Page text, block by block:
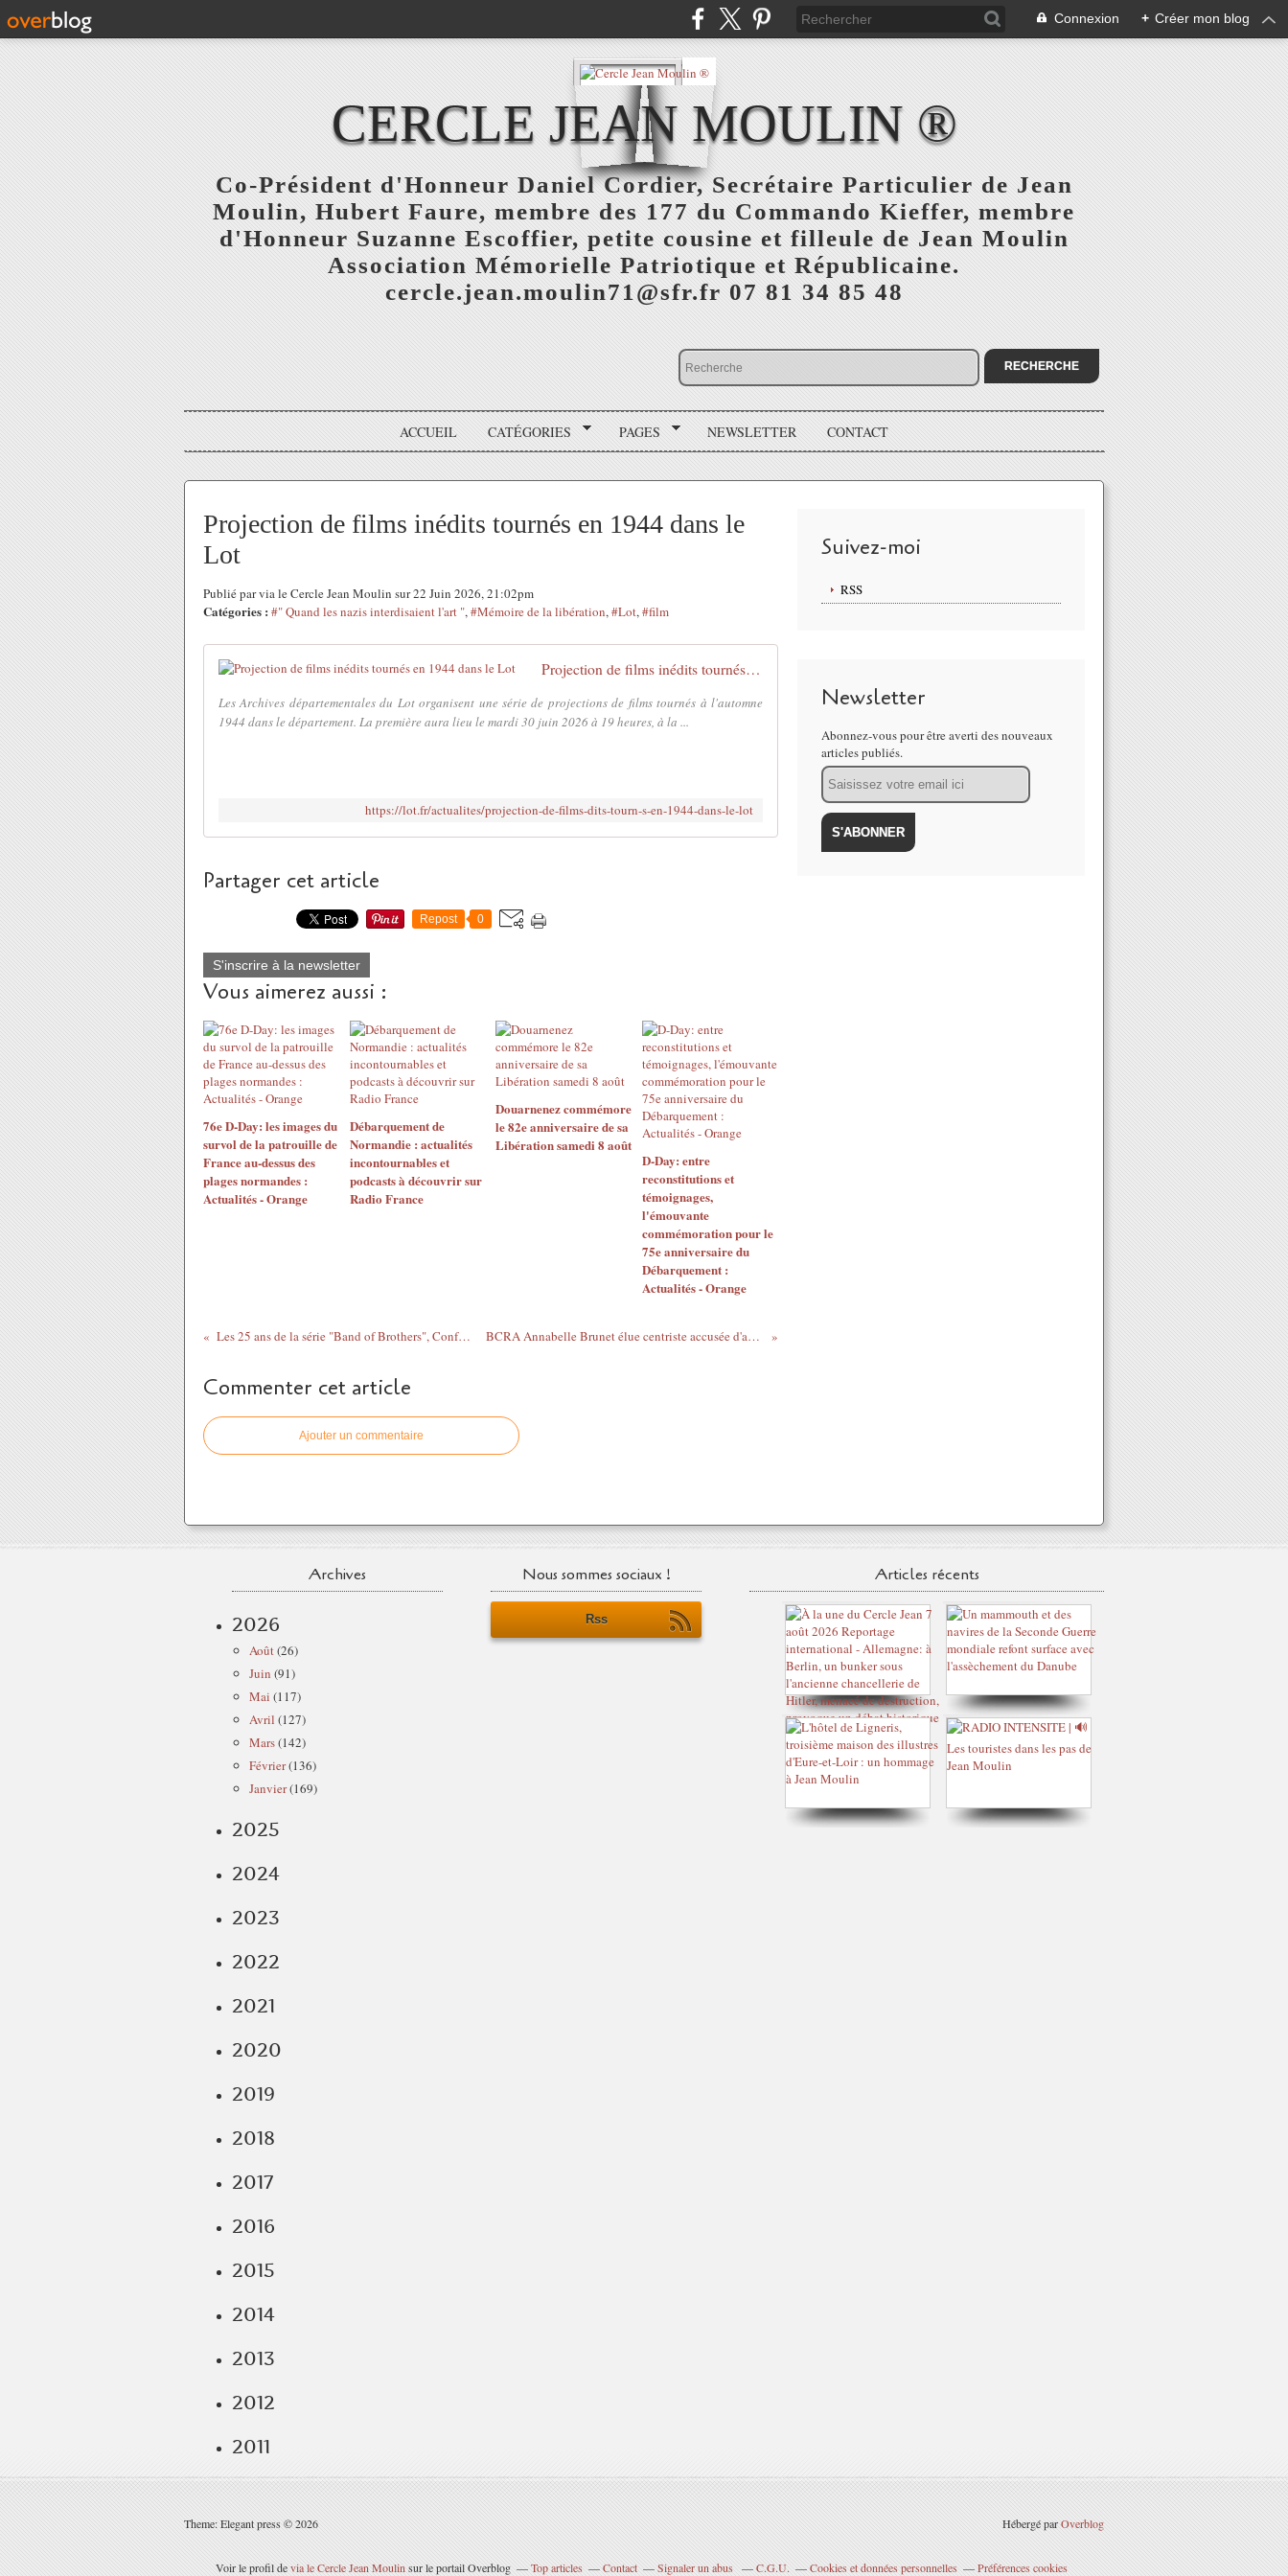
Connexion + Créer mon blog
CERCLE JEAN MOULIN ®
Co-Président d'Honneur Daniel Cordier, Secrétaire Particulier de Jean
Moulin, Hubert Faure, membre des 177 du Commando Kieffer, membre
d'Honneur Suzanne Escoffier, petite cousine et filleule de Jean Moulin
Association Mémorielle Patriotique et Républicaine.
cercle.jean.moulin71@sfr.fr 07 81 34 85 48
ACCUEIL CATÉGORIES PAGES NEWSLETTER CONTACT
Projection de films inédits tournés en 1944 dans le
Lot
Publié par via le Cercle Jean Moulin sur 22 Juin 2026, 21:02pm
Catégories : #" Quand les nazis interdisaient l'art ",#Mémoire de la libération,#Lot,#film
Projection de films inédits tournés en 1944 dans le Lot
Les Archives départementales du Lot organisent une série de projections de films tournés à l'automne
1944 dans le département. La première aura lieu le mardi 30 juin 2026 à 19 heures, à la ...
https://lot.fr/actualites/projection-de-films-dits-tourn-s-en-1944-dans-le-lot
Partager cet article
Repost 0
S'inscrire à la newsletter
Vous aimerez aussi :
76e D-Day: les images du
survol de la patrouille de
France au-dessus des
plages normandes :
Actualités - Orange
Débarquement de
Normandie : actualités
incontournables et
podcasts à découvrir sur
Radio France
Douarnenez commémore
le 82e anniversaire de sa
Libération samedi 8 août
D-Day: entre
reconstitutions et
témoignages,
l'émouvante
commémoration pour le
75e anniversaire du
Débarquement :
Actualités - Orange
Les 25 ans de la série "Band of Brothers", Conférences par l'archéologue Alexis Gorgues Sainte-Marie-du-Mont : date, horaires, tarifs BCRA Annabelle Brunet élue centriste accusée d'avoir fait un salut nazi lors d'un conseil municipal : "Je me suis toujours opposée au fascisme"
Commenter cet article
Ajouter un commentaire
Suivez-moi
RSS
Newsletter
Abonnez-vous pour être averti des nouveaux
articles publiés.
Email
Archives
2026
Août(26)
Juin (91)
Mai (117)
Avril (127)
Mars(142)
Février(136)
Janvier(169)
2025
2024
2023
2022
2021
2020
2019
2018
2017
2016
2015
2014
2013
2012
2011
Nous sommes sociaux !
Rss
Articles récents
Theme: Elegant press © 2026 Hébergé parOverblog
Voir le profil devia le Cercle Jean Moulinsur le portail Overblog Top articles Contact Signaler un abus C.G.U. Cookies et données personnelles Préférences cookies